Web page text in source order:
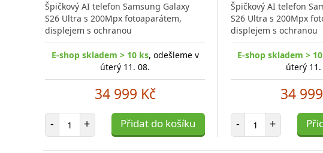
porovnání
Špičkový AI telefon Samsung Galaxy
S26 Ultra s 200Mpx fotoaparátem,
displejem s ochranou
E-shop skladem > 10 ks, odešleme v
úterý 11. 08.
34 999 Kč
- Počet položek
+ Přidat do košíku
Špičkový AI telefon
S26 Ultra s 200Mpx
displejem s ochranou
E-shop skladem >
úterý 11.
34
- Počet položek
+